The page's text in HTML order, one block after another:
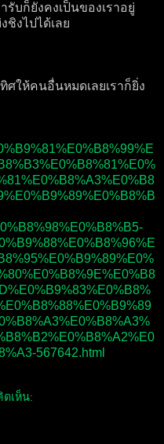
บก็ยังคงเป็นของเราอยู่
ชิงไปได้เลย
ศให้คนอื่นหมดเลยเราก็ยิ่ง
567642.html
เห็น: